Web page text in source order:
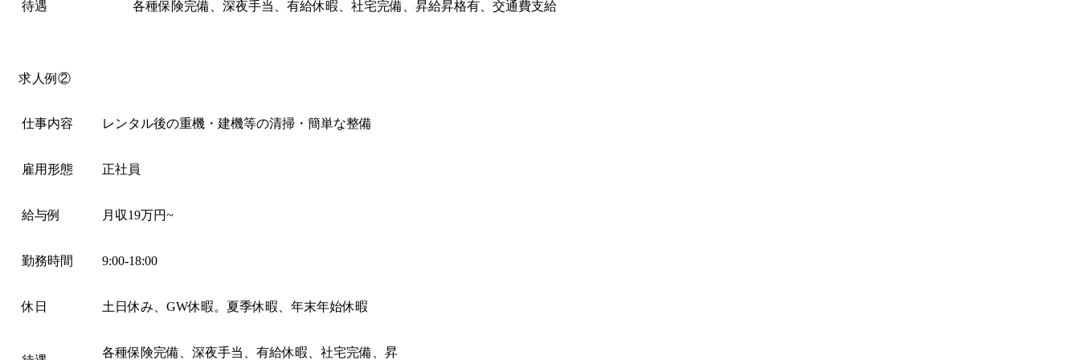
待遇 各種保険完備、深夜手当、有給休暇、社宅完備、昇給昇格有、交通費支給
求人例②
仕事内容 レンタル後の重機・建機等の清掃・簡単な整備
雇用形態 正社員
給与例 月収19万円~
勤務時間 9:00-18:00
休日 土日休み、GW休暇。夏季休暇、年末年始休暇
各種保険完備、深夜手当、有給休暇、社宅完備、昇